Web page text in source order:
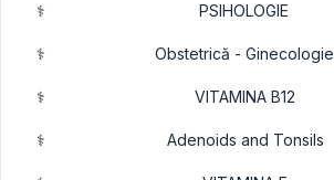
⚕️ PSIHOLOGIE
⚕️ Obstetrică - Ginecologie
⚕️ VITAMINA B12
⚕️ Adenoids and Tonsils